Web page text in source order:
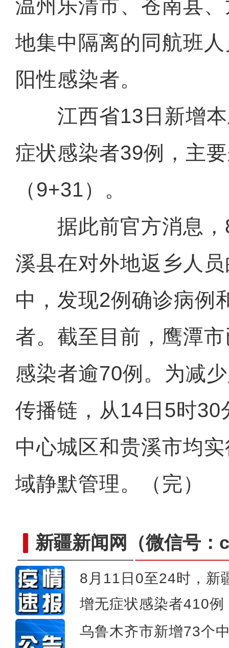
温州乐清市、苍南县
地集中隔离的同航班
阳性感染者。
江西省13日新增本
症状感染者39例，主
（9+31）。
据此前官方消息，
溪县在对外地返乡人
中，发现2例确诊病例
者。截至目前，鹰潭
感染者逾70例。为减
传播链，从14日5时30
中心城区和贵溪市均
域静默管理。（完）
新疆新闻网 （微信号
8月11日0至24时，新
增无症状感染者410例
乌鲁木齐市新增73个
新疆巩留县：四百万亩天
新疆阿克苏地区：卡